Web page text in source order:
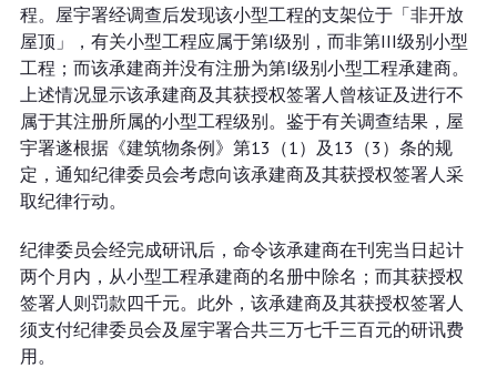
程。屋宇署经调查后发现该小型工程的支架位于「非开放
屋顶」，有关小型工程应属于第I级别，而非第III级别小型
工程；而该承建商并没有注册为第I级别小型工程承建商。
上述情况显示该承建商及其获授权签署人曾核证及进行不
属于其注册所属的小型工程级别。鉴于有关调查结果，屋
宇署遂根据《建筑物条例》第13（1）及13（3）条的规
定，通知纪律委员会考虑向该承建商及其获授权签署人采
取纪律行动。
纪律委员会经完成研讯后，命令该承建商在刊宪当日起计
两个月内，从小型工程承建商的名册中除名；而其获授权
签署人则罚款四千元。此外，该承建商及其获授权签署人
须支付纪律委员会及屋宇署合共三万七千三百元的研讯费
用。